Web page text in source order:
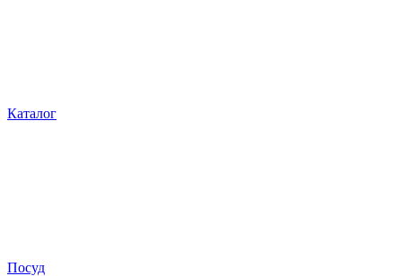
Каталог
Посуд